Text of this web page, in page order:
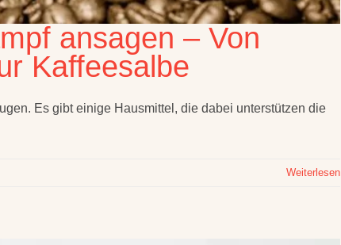
ansagen – Von
Kaffeesalbe
Es gibt einige Hausmittel, die dabei unterstützen die
Weiterlesen